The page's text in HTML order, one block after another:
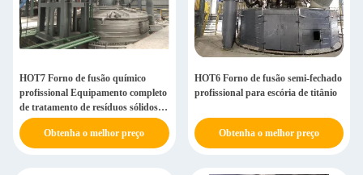
HOT7 Forno de fusão químico
profissional Equipamento completo
de tratamento de resíduos sólidos
80-110 t/dia
Obtenha o melhor preço
HOT6 Forno de fusão semi-fechado
profissional para escória de titânio
Obtenha o melhor preço